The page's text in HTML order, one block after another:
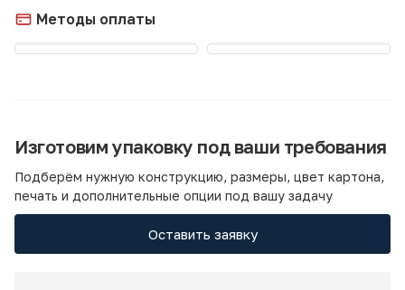
Методы оплаты
Изготовим упаковку под ваши требования
Подберём нужную конструкцию, размеры, цвет картона,
печать и дополнительные опции под вашу задачу
Оставить заявку